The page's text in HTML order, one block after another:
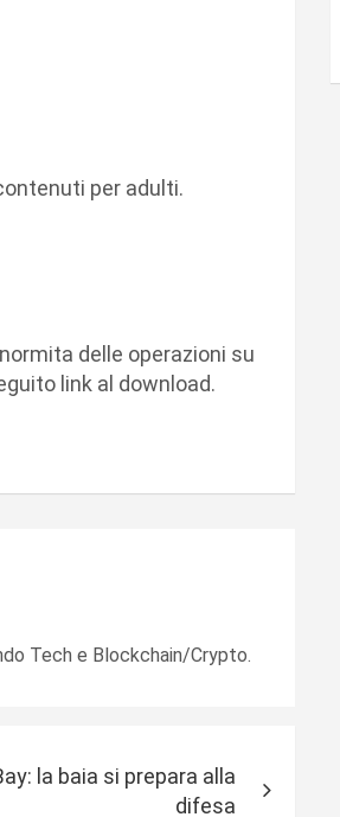
per adulti.
delle operazioni su
link al download.
Tech e Blockchain/Crypto.
la baia si prepara alla
difesa